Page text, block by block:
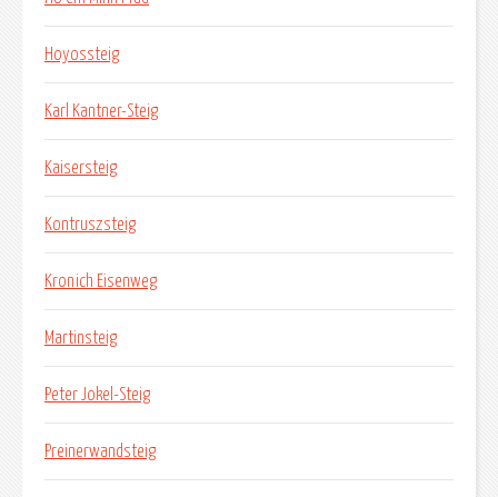
Hoyossteig
Karl Kantner-Steig
Kaisersteig
Kontruszsteig
Kronich Eisenweg
Martinsteig
Peter Jokel-Steig
Preinerwandsteig